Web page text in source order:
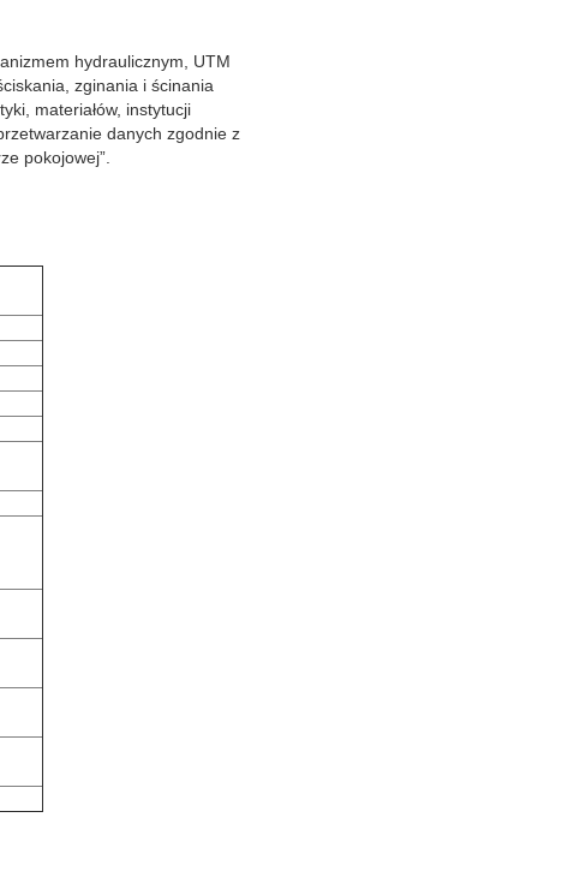
hydraulicznym, UTM
zginania i ścinania
materiałów, instytucji
danych zgodnie z
pokojowej”.